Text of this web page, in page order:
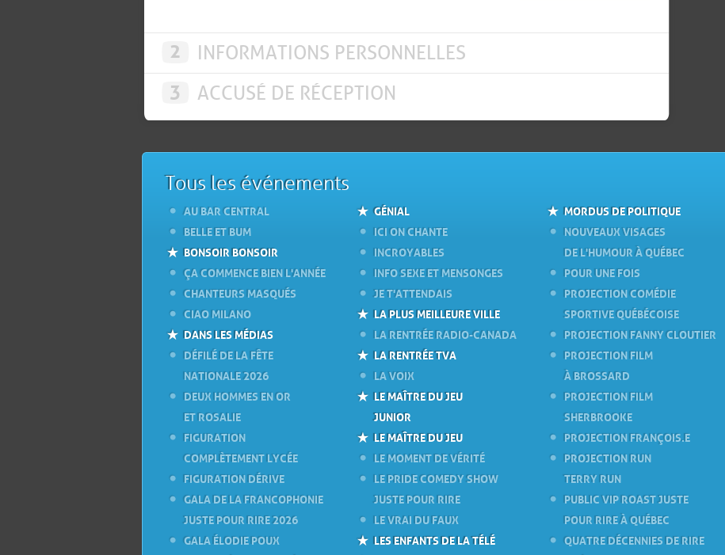
2 INFORMATIONS PERSONNELLES
3 ACCUSÉ DE RÉCEPTION
Tous les événements
AU BAR CENTRAL
BELLE ET BUM
BONSOIR BONSOIR
ÇA COMMENCE BIEN L'ANNÉE
CHANTEURS MASQUÉS
CIAO MILANO
DANS LES MÉDIAS
DÉFILÉ DE LA FÊTE
NATIONALE 2026
DEUX HOMMES EN OR
ET ROSALIE
FIGURATION
COMPLÈTEMENT LYCÉE
FIGURATION DÉRIVE
GALA DE LA FRANCOPHONIE
JUSTE POUR RIRE 2026
GALA ÉLODIE POUX
GÉNIAL
ICI ON CHANTE
INCROYABLES
INFO SEXE ET MENSONGES
JE T'ATTENDAIS
LA PLUS MEILLEURE VILLE
LA RENTRÉE RADIO-CANADA
LA RENTRÉE TVA
LA VOIX
LE MAÎTRE DU JEU
JUNIOR
LE MAÎTRE DU JEU
LE MOMENT DE VÉRITÉ
LE PRIDE COMEDY SHOW
JUSTE POUR RIRE
LE VRAI DU FAUX
LES ENFANTS DE LA TÉLÉ
MORDUS DE POLITIQUE
NOUVEAUX VISAGES
DE L'HUMOUR À QUÉBEC
POUR UNE FOIS
PROJECTION COMÉDIE
SPORTIVE QUÉBÉCOISE
PROJECTION FANNY CLOUTIER
PROJECTION FILM
À BROSSARD
PROJECTION FILM
SHERBROOKE
PROJECTION FRANÇOIS.E
PROJECTION RUN
TERRY RUN
PUBLIC VIP ROAST JUSTE
POUR RIRE À QUÉBEC
QUATRE DÉCENNIES DE RIRE